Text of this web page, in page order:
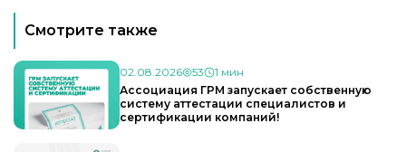
Смотрите также
02.08.2026 53
1 мин
Ассоциация ГРМ запускает собственную
систему аттестации специалистов и
сертификации компаний!